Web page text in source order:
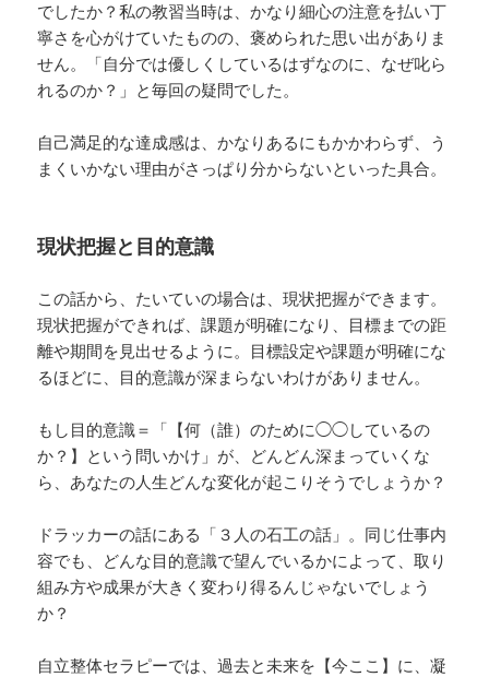
でしたか？私の教習当時は、かなり細心の注意を払い丁
寧さを心がけていたものの、褒められた思い出がありま
せん。「自分では優しくしているはずなのに、なぜ叱ら
れるのか？」と毎回の疑問でした。
自己満足的な達成感は、かなりあるにもかかわらず、う
まくいかない理由がさっぱり分からないといった具合。
現状把握と目的意識
この話から、たいていの場合は、現状把握ができます。
現状把握ができれば、課題が明確になり、目標までの距
離や期間を見出せるように。目標設定や課題が明確にな
るほどに、目的意識が深まらないわけがありません。
もし目的意識＝「【何（誰）のために◯◯しているの
か？】という問いかけ」が、どんどん深まっていくな
ら、あなたの人生どんな変化が起こりそうでしょうか？
ドラッカーの話にある「３人の石工の話」。同じ仕事内
容でも、どんな目的意識で望んでいるかによって、取り
組み方や成果が大きく変わり得るんじゃないでしょう
か？
自立整体セラピーでは、過去と未来を【今ここ】に、凝